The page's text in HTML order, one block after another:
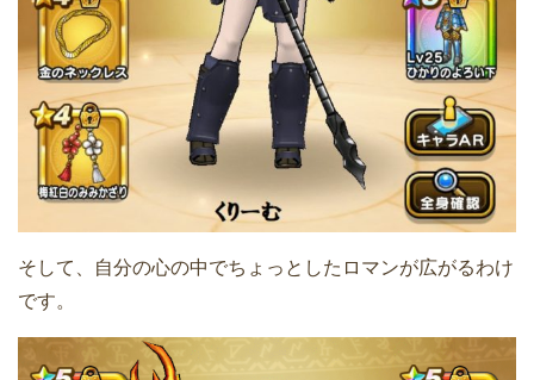
そして、自分の心の中でちょっとしたロマンが広がるわけ
です。